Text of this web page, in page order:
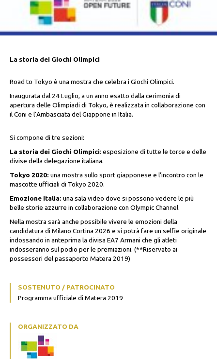
La storia dei Giochi Olimpici
Road to Tokyo è una mostra che celebra i Giochi Olimpici.
Inaugurata dal 24 Luglio, a un anno esatto dalla cerimonia di
apertura delle Olimpiadi di Tokyo, è realizzata in collaborazione con
il Coni e l’Ambasciata del Giappone in Italia.
Si compone di tre sezioni:
La storia dei Giochi Olimpici: esposizione di tutte le torce e delle
divise della delegazione italiana.
Tokyo 2020: una mostra sullo sport giapponese e l’incontro con le
mascotte ufficiali di Tokyo 2020.
Emozione Italia: una sala video dove si possono vedere le più
belle storie azzurre in collaborazione con Olympic Channel.
Nella mostra sarà anche possibile vivere le emozioni della
candidatura di Milano Cortina 2026 e si potrà fare un selfie originale
indossando in anteprima la divisa EA7 Armani che gli atleti
indosseranno sul podio per le premiazioni. (**Riservato ai
possessori del passaporto Matera 2019)
SOSTENUTO / PATROCINATO
Programma ufficiale di Matera 2019
ORGANIZZATO DA